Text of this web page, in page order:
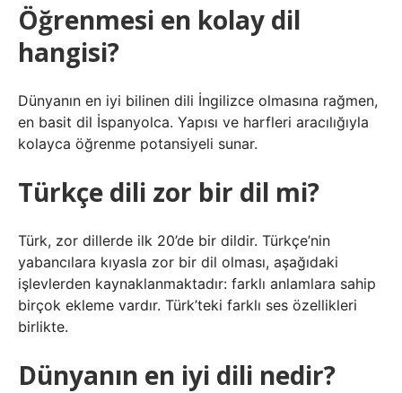
Öğrenmesi en kolay dil
hangisi?
Dünyanın en iyi bilinen dili İngilizce olmasına rağmen,
en basit dil İspanyolca. Yapısı ve harfleri aracılığıyla
kolayca öğrenme potansiyeli sunar.
Türkçe dili zor bir dil mi?
Türk, zor dillerde ilk 20’de bir dildir. Türkçe’nin
yabancılara kıyasla zor bir dil olması, aşağıdaki
işlevlerden kaynaklanmaktadır: farklı anlamlara sahip
birçok ekleme vardır. Türk’teki farklı ses özellikleri
birlikte.
Dünyanın en iyi dili nedir?